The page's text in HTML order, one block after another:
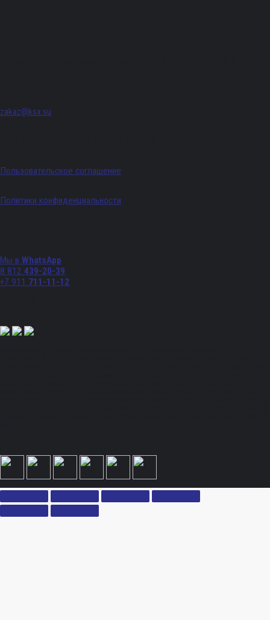
zakaz@ksx.su
Пользовательское соглашение
Политики конфиденциальности
Мы в WhatsApp
8 812 439-20-39
+7 911 711-11-12